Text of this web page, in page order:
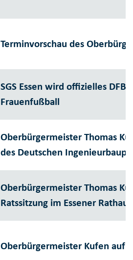
Terminvorschau des
SGS Essen wird offizielles
Frauenfußball
Oberbürgermeister Thomas
des Deutschen
Oberbürgermeister Thomas
Ratssitzung im Essener Rathaus
Oberbürgermeister Kufen auf